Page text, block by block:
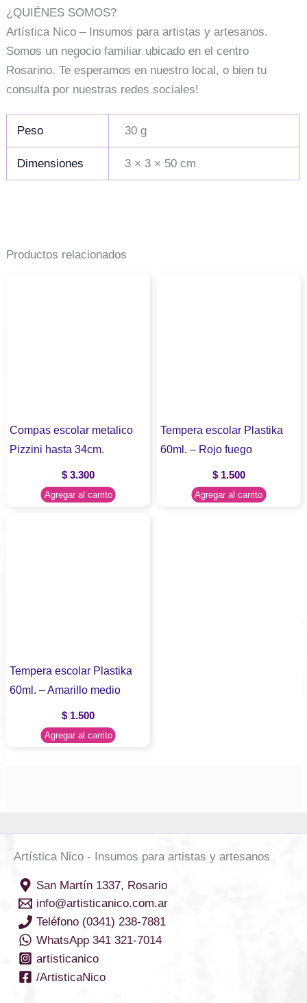
¿QUIÉNES SOMOS?
Artística Nico – Insumos para artistas y artesanos.
Somos un negocio familiar ubicado en el centro
Rosarino. Te esperamos en nuestro local, o bien tu
consulta por nuestras redes sociales!
Peso 30 g
Dimensiones 3 × 3 × 50 cm
Productos relacionados
Compas escolar metalico
Pizzini hasta 34cm.
$ 3.300
Agregar al carrito
Tempera escolar Plastika
60ml. – Rojo fuego
$1.500
Agregar al carrito
Tempera escolar Plastika
60ml. – Amarillo medio
$ 1.500
Agregar al carrito
Artística Nico - Insumos para artistas y artesanos
San Martín 1337, Rosario
info@artisticanico.com.ar
Teléfono (0341) 238-7881
WhatsApp 341 321-7014
artisticanico
/ArtisticaNico